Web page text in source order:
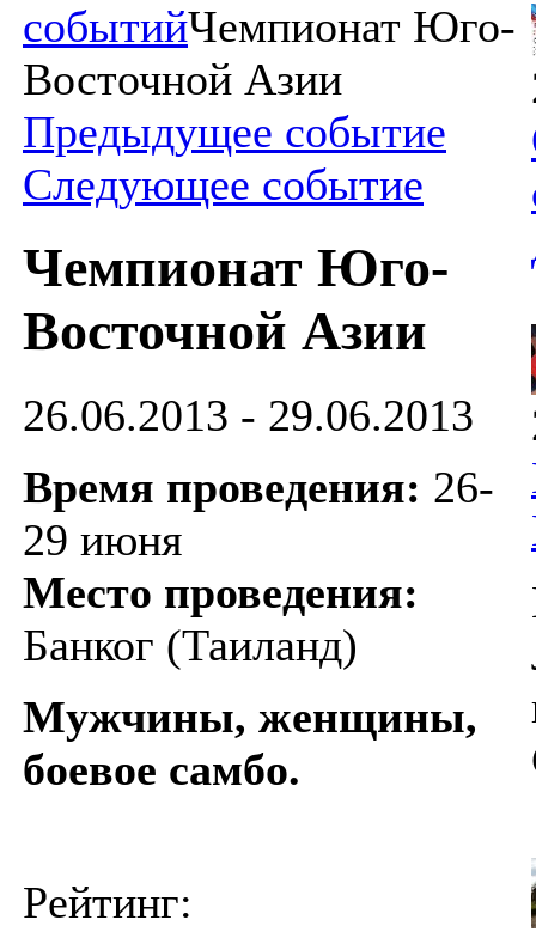
событийЧемпионат Юго-
Восточной Азии
Предыдущее событие
Следующее событие
Чемпионат Юго-
Восточной Азии
26.06.2013 - 29.06.2013
Время проведения: 26-
29 июня
Место проведения:
Банког (Таиланд)
Мужчины, женщины,
боевое самбо.
Рейтинг: